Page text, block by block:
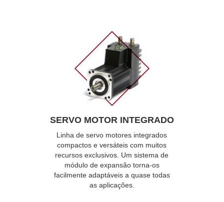
SERVO MOTOR INTEGRADO
Linha de servo motores integrados
compactos e versáteis com muitos
recursos exclusivos. Um sistema de
módulo de expansão torna-os
facilmente adaptáveis ​​a quase todas
as aplicações.